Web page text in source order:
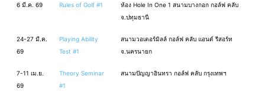
6 มี.ค. 69 Rules of Golf #1
ห้อง Hole In One 1 สนามบางกอก กอล์ฟ คลับ
จ.ปทุมธานี
24-27 มี.ค.
69
Playing Ability
Test #1
สนามวอเตอร์มิลล์ กอล์ฟ คลับ แอนด์ รีสอร์ท
จ.นครนายก
7-11 เม.ย.
69
Theory Seminar
#1
สนามปัญญาอินทรา กอล์ฟ คลับ กรุงเทพฯ